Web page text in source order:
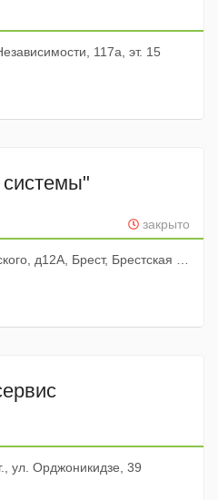
117а, эт. 15
закрыто
Брестская область, Беларусь, офис 27
ул. Орджоникидзе, 39